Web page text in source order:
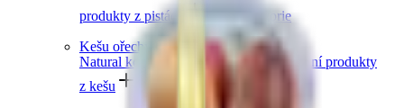
produkty z pistácií
Další kategorie
Kešu ořechy
Natural kešu
Sladké kešu
Ostatní produkty
z kešu
Další kategorie